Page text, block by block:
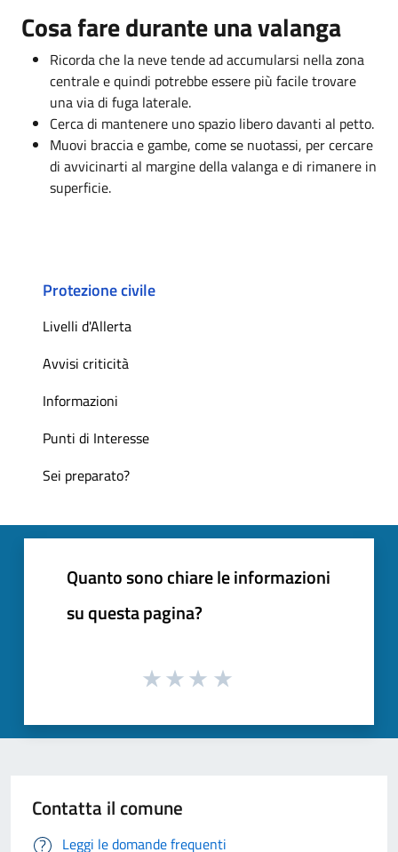
Cosa fare durante una valanga
Ricorda che la neve tende ad accumularsi nella zona
centrale e quindi potrebbe essere più facile trovare
una via di fuga laterale.
Cerca di mantenere uno spazio libero davanti al petto.
Muovi braccia e gambe, come se nuotassi, per cercare
di avvicinarti al margine della valanga e di rimanere in
superficie.
Protezione civile
Livelli d'Allerta
Avvisi criticità
Informazioni
Punti di Interesse
Sei preparato?
Quanto sono chiare le informazioni
su questa pagina?
Contatta il comune
Leggi le domande frequenti